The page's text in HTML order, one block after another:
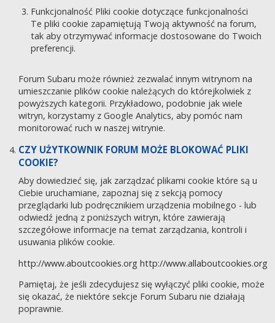
Funkcjonalność Pliki cookie dotyczące funkcjonalności
Te pliki cookie zapamiętują Twoją aktywność na forum,
tak aby otrzymywać informacje dostosowane do Twoich
preferencji.
Forum Subaru może również zezwalać innym witrynom na
umieszczanie plików cookie należących do którejkolwiek z
powyższych kategorii. Przykładowo, podobnie jak wiele
witryn, korzystamy z Google Analytics, aby pomóc nam
monitorować ruch w naszej witrynie.
CZY UŻYTKOWNIK FORUM MOŻE BLOKOWAĆ PLIKI
COOKIE?
Aby dowiedzieć się, jak zarządzać plikami cookie które są u
Ciebie uruchamiane, zapoznaj się z sekcją pomocy
przeglądarki lub podręcznikiem urządzenia mobilnego - lub
odwiedź jedną z poniższych witryn, które zawierają
szczegółowe informacje na temat zarządzania, kontroli i
usuwania plików cookie.
http://www.aboutcookies.org http://www.allaboutcookies.org
Pamiętaj, że jeśli zdecydujesz się wyłączyć pliki cookie, może
się okazać, że niektóre sekcje Forum Subaru nie działają
poprawnie.